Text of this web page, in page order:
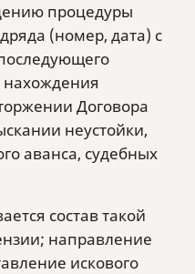
процедуры
(номер, дата) с
нахождения
Договора
неустойки,
аванса, судебных
состав такой
направление
искового